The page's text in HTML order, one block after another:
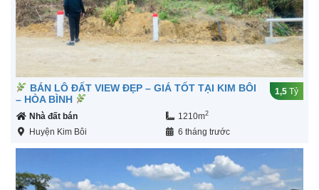
BÁN LÔ ĐẤT VIEW ĐẸP – GIÁ TỐT TẠI KIM BÔI
– HÒA BÌNH
1,5 Tỷ
Nhà đất bán 1210m2
Huyện Kim Bôi 6 tháng trước